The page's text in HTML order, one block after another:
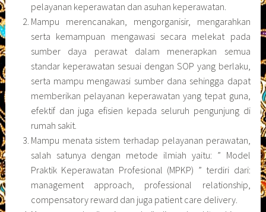
pelayanan keperawatan dan asuhan keperawatan.
Mampu merencanakan, mengorganisir, mengarahkan
serta kemampuan mengawasi secara melekat pada
sumber daya perawat dalam menerapkan semua
standar keperawatan sesuai dengan SOP yang berlaku,
serta mampu mengawasi sumber dana sehingga dapat
memberikan pelayanan keperawatan yang tepat guna,
efektif dan juga efisien kepada seluruh pengunjung di
rumah sakit.
Mampu menata sistem terhadap pelayanan perawatan,
salah satunya dengan metode ilmiah yaitu: ” Model
Praktik Keperawatan Profesional (MPKP) ” terdiri dari:
management approach, professional relationship,
compensatory reward dan juga patient care delivery.